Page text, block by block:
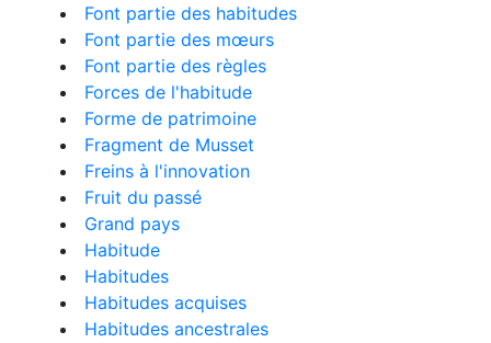
Font partie des habitudes
Font partie des mœurs
Font partie des règles
Forces de l'habitude
Forme de patrimoine
Fragment de Musset
Freins à l'innovation
Fruit du passé
Grand pays
Habitude
Habitudes
Habitudes acquises
Habitudes ancestrales